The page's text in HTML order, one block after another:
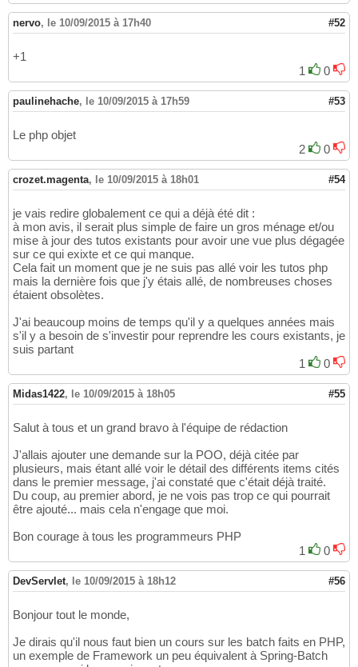
nervo, le 10/09/2015 à 17h40 #52
+1
1
0
paulinehache, le 10/09/2015 à 17h59 #53
Le php objet
2
0
crozet.magenta, le 10/09/2015 à 18h01 #54
je vais redire globalement ce qui a déjà été dit :
à mon avis, il serait plus simple de faire un gros ménage et/ou
mise à jour des tutos existants pour avoir une vue plus dégagée
sur ce qui exixte et ce qui manque.
Cela fait un moment que je ne suis pas allé voir les tutos php
mais la dernière fois que j'y étais allé, de nombreuses choses
étaient obsolètes.
J'ai beaucoup moins de temps qu'il y a quelques années mais
s'il y a besoin de s'investir pour reprendre les cours existants, je
suis partant
1
0
Midas1422, le 10/09/2015 à 18h05 #55
Salut à tous et un grand bravo à l'équipe de rédaction
J'allais ajouter une demande sur la POO, déjà citée par
plusieurs, mais étant allé voir le détail des différents items cités
dans le premier message, j'ai constaté que c'était déjà traité.
Du coup, au premier abord, je ne vois pas trop ce qui pourrait
être ajouté... mais cela n'engage que moi.
Bon courage à tous les programmeurs PHP
1
0
DevServlet, le 10/09/2015 à 18h12 #56
Bonjour tout le monde,
Je dirais qu'il nous faut bien un cours sur les batch faits en PHP,
un exemple de Framework un peu équivalent à Spring-Batch